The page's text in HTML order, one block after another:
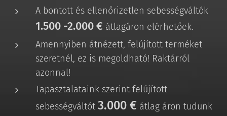
A bontott és ellenőrizetlen sebességváltók
1.500 -2.000 € átlagáron elérhetőek.
Amennyiben átnézett, felújított terméket
szeretnél, ez is megoldható! Raktárról
azonnal!
Tapasztalataink szerint felújított
sebességváltót 3.000 € átlag áron tudunk